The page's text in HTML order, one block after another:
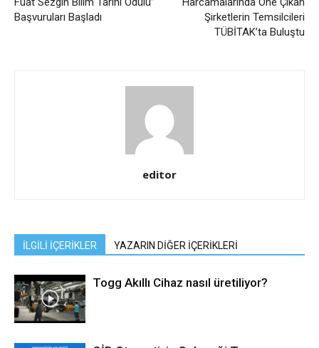
Başvuruları Başladı
Şirketlerin Temsilcileri
TÜBİTAK’ta Buluştu
editor
İLGİLİ İÇERİKLER YAZARIN DİĞER İÇERİKLERİ
Togg Akıllı Cihaz nasıl üretiliyor?